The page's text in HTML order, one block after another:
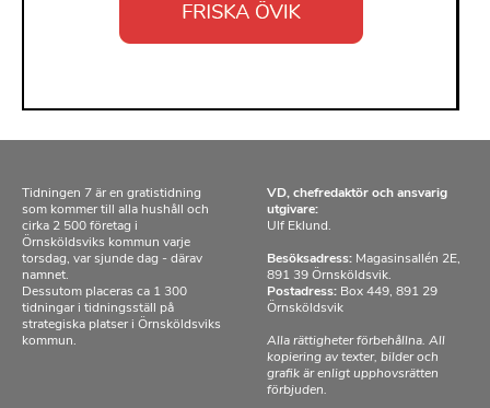
Tidningen 7 är en gratistidning
som kommer till alla hushåll och
cirka 2 500 företag i
Örnsköldsviks kommun varje
torsdag, var sjunde dag - därav
namnet.
Dessutom placeras ca 1 300
tidningar i tidningsställ på
strategiska platser i Örnsköldsviks
kommun.
VD, chefredaktör och ansvarig
utgivare:
Ulf Eklund.
Besöksadress: Magasinsallén 2E,
891 39 Örnsköldsvik.
Postadress: Box 449, 891 29
Örnsköldsvik
Alla rättigheter förbehållna. All
kopiering av texter, bilder och
grafik är enligt upphovsrätten
förbjuden.